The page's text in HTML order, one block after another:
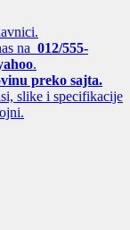
na 012/555-
.
preko sajta.
slike i specifikacije